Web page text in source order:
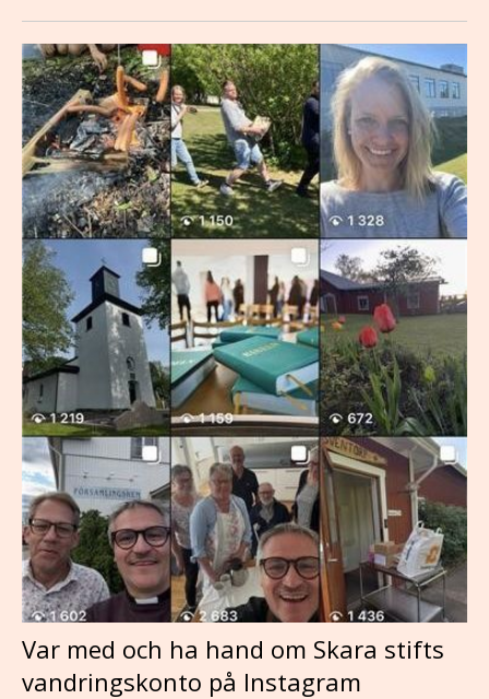
Var med och ha hand om Skara stifts
vandringskonto på Instagram